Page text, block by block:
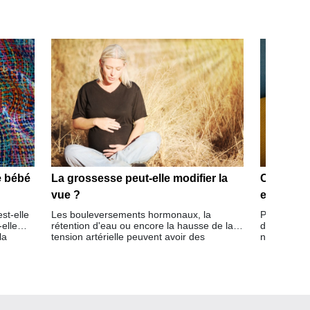
bébé
elle
La grossesse peut-elle modifier la
vue ?
Les bouleversements hormonaux, la
rétention d'eau ou encore la hausse de la
tension artérielle peuvent avoir des
enfant
Portez
de votre
naissance